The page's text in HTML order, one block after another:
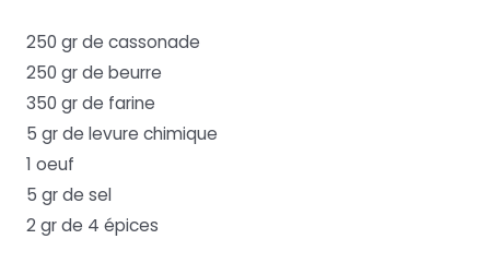
250 gr de cassonade
250 gr de beurre
350 gr de farine
5 gr de levure chimique
1 oeuf
5 gr de sel
2 gr de 4 épices